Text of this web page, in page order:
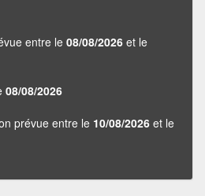
entre le 08/08/2026 et le
08/08/2026
prévue entre le 10/08/2026 et le